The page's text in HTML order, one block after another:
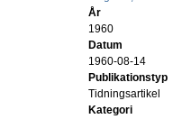
År
1960
Datum
1960-08-14
Publikationstyp
Tidningsartikel
Kategori